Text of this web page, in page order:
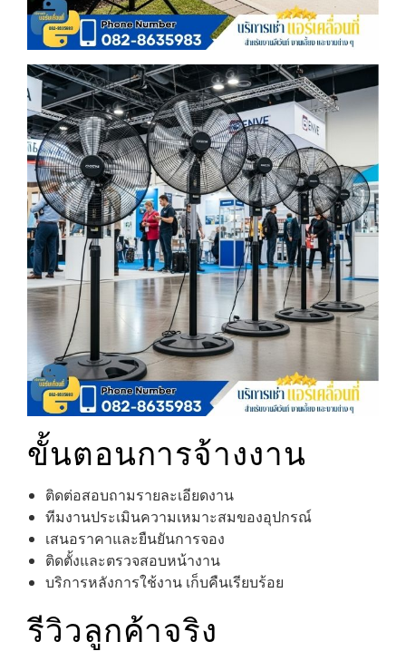
ขั้นตอนการจ้างงาน
ติดต่อสอบถามรายละเอียดงาน
ทีมงานประเมินความเหมาะสมของอุปกรณ์
เสนอราคาและยืนยันการจอง
ติดตั้งและตรวจสอบหน้างาน
บริการหลังการใช้งาน เก็บคืนเรียบร้อย
รีวิวลูกค้าจริง